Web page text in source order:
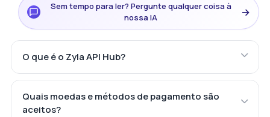
Sem tempo para ler? Pergunte qualquer coisa à
nossa IA
→
O que é o Zyla API Hub?
Quais moedas e métodos de pagamento são
aceitos?